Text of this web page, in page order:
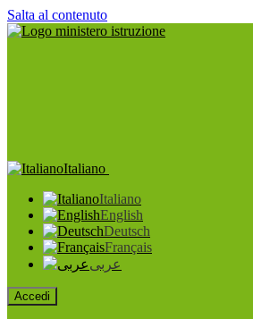
Salta al contenuto
Italiano
Italiano
English
Deutsch
Français
عربى
Accedi